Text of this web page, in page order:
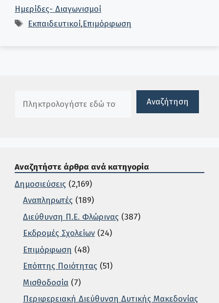
Ημερίδες- Διαγωνισμοί
Ετικέτες
Εκπαιδευτικοί,Επιμόρφωση
Αναζήτηση
Αναζητήστε άρθρα ανά κατηγορία
Δημοσιεύσεις (2,169)
Αναπληρωτές (189)
Διεύθυνση Π.Ε. Φλώρινας (387)
Εκδρομές Σχολείων (24)
Επιμόρφωση (48)
Επόπτης Ποιότητας (51)
Μισθοδοσία (7)
Περιφερειακή Διεύθυνση Δυτικής Μακεδονίας